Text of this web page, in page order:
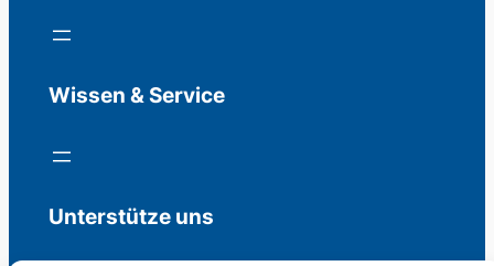
Wissen & Service
Unterstütze uns